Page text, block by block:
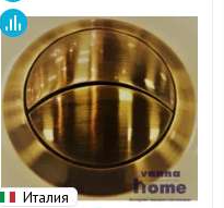
Италия